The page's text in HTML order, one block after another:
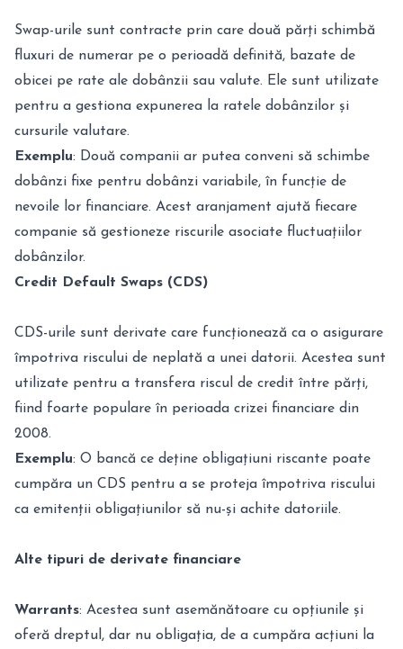
Swap-urile sunt contracte prin care două părți schimbă
fluxuri de numerar pe o perioadă definită, bazate de
obicei pe rate ale dobânzii sau valute. Ele sunt utilizate
pentru a gestiona expunerea la ratele dobânzilor și
cursurile valutare.
Exemplu: Două companii ar putea conveni să schimbe
dobânzi fixe pentru dobânzi variabile, în funcție de
nevoile lor financiare. Acest aranjament ajută fiecare
companie să gestioneze riscurile asociate fluctuațiilor
dobânzilor.
Credit Default Swaps (CDS)
CDS-urile sunt derivate care funcționează ca o asigurare
împotriva riscului de neplată a unei datorii. Acestea sunt
utilizate pentru a transfera riscul de credit între părți,
fiind foarte populare în perioada crizei financiare din
2008.
Exemplu: O bancă ce deține obligațiuni riscante poate
cumpăra un CDS pentru a se proteja împotriva riscului
ca emitenții obligațiunilor să nu-și achite datoriile.
Alte tipuri de derivate financiare
Warrants: Acestea sunt asemănătoare cu opțiunile și
oferă dreptul, dar nu obligația, de a cumpăra acțiuni la